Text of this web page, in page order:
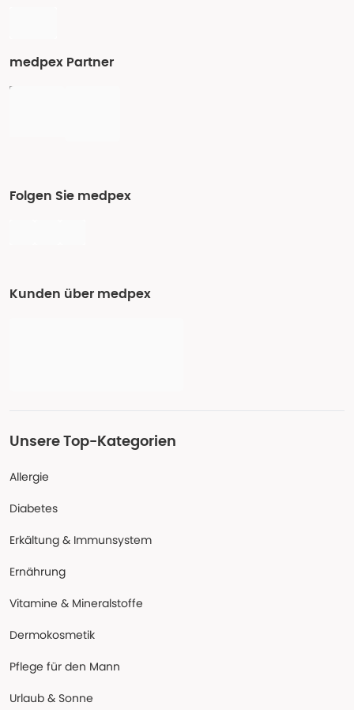
medpex Partner
Folgen Sie medpex
Kunden über medpex
Unsere Top-Kategorien
Allergie
Diabetes
Erkältung & Immunsystem
Ernährung
Vitamine & Mineralstoffe
Dermokosmetik
Pflege für den Mann
Urlaub & Sonne